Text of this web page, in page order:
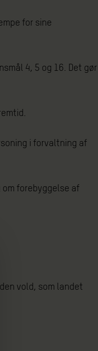
for sine
4, 5 og 16. Det gør
i forvaltning af
forebyggelse af
vold, som landet